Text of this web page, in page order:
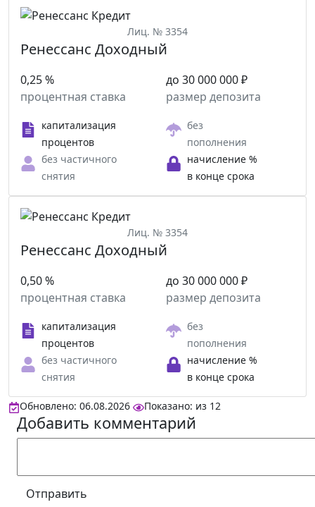
Лиц. № 3354
Ренессанс Доходный
0,25 %
процентная ставка
до 30 000 000 ₽
размер депозита
капитализация
процентов
без
пополнения
без частичного
снятия
начисление %
в конце срока
Лиц. № 3354
Ренессанс Доходный
0,50 %
процентная ставка
до 30 000 000 ₽
размер депозита
капитализация
процентов
без
пополнения
без частичного
снятия
начисление %
в конце срока
Обновлено: 06.08.2026 Показано: из 12
Добавить комментарий
Отправить